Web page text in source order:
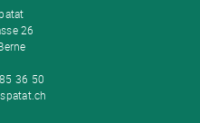
26
36 50